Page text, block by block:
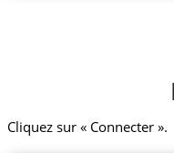
Cliquez sur « Connecter ».